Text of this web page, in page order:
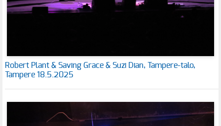
Robert Plant & Saving Grace & Suzi Dian, Tampere-talo,
Tampere 18.5.2025